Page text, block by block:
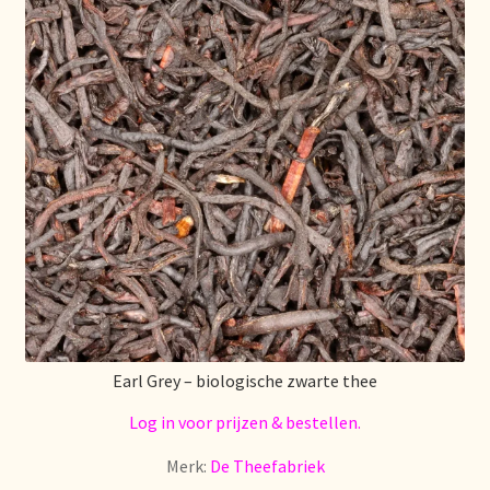
Stock matters
Surtido
Terms and Conditions
Über uns
Unsere Vision von Tee
Versand und Lieferung
Verzenden en bezorgen
Voedselveiligheid
Earl Grey – biologische zwarte thee
Log in voor prijzen & bestellen.
Merk: De Theefabriek